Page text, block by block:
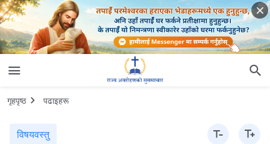
गृहपृष्ठ पढाइहरू
विषयवस्तु